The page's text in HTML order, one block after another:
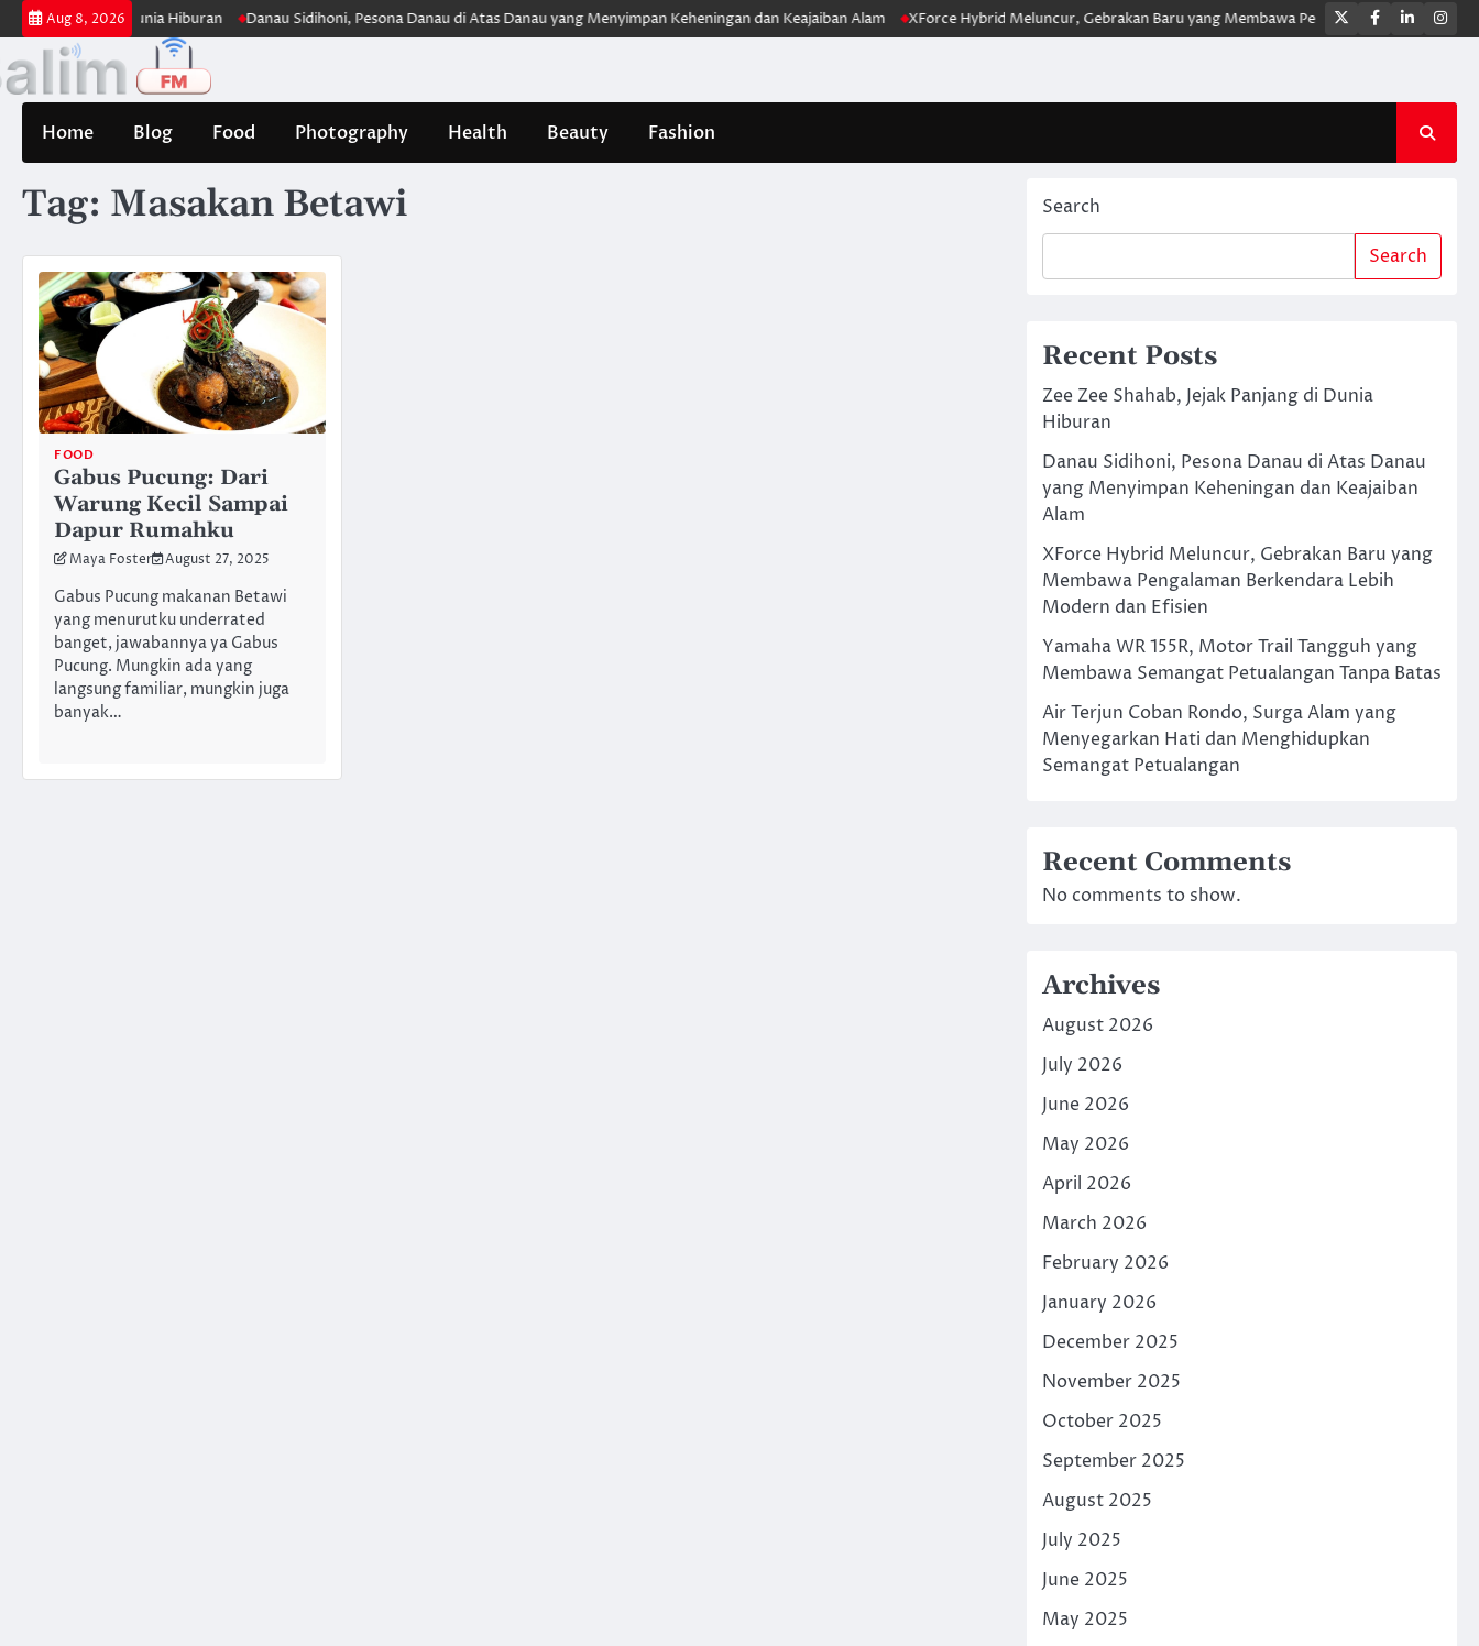
Skip
to
content
Aug 8, 2026
Panjang di Dunia Hiburan Danau Sidihoni, Pesona Danau di Atas Danau yang Menyimpan Keheningan dan Keajaiban Alam XForce Hybrid Meluncur, Gebrakan Baru yang Membawa Pengalaman Berkendara Lebih
Twitter
Facebook
LinkedIn
Home Blog Food Photography Health Beauty Fashion
Tag: Masakan Betawi
FOOD
Gabus Pucung: Dari
Warung Kecil Sampai
Dapur Rumahku
Maya Foster August 27, 2025
Gabus Pucung makanan Betawi
yang menurutku underrated
banget, jawabannya ya Gabus
Pucung. Mungkin ada yang
langsung familiar, mungkin juga
banyak…
Search
Search
Recent Posts
Zee Zee Shahab, Jejak Panjang di Dunia
Hiburan
Danau Sidihoni, Pesona Danau di Atas Danau
yang Menyimpan Keheningan dan Keajaiban
Alam
XForce Hybrid Meluncur, Gebrakan Baru yang
Membawa Pengalaman Berkendara Lebih
Modern dan Efisien
Yamaha WR 155R, Motor Trail Tangguh yang
Membawa Semangat Petualangan Tanpa Batas
Air Terjun Coban Rondo, Surga Alam yang
Menyegarkan Hati dan Menghidupkan
Semangat Petualangan
Recent Comments
No comments to show.
Archives
August 2026
July 2026
June 2026
May 2026
April 2026
March 2026
February 2026
January 2026
December 2025
November 2025
October 2025
September 2025
August 2025
July 2025
June 2025
May 2025